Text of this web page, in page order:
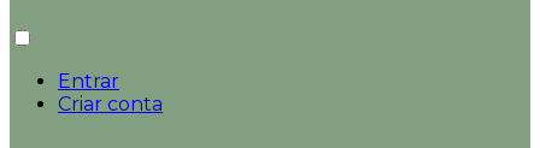
Entrar
Criar conta